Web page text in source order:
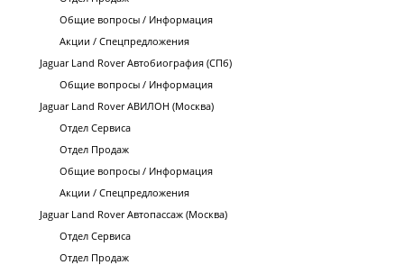
Общие вопросы / Информация
Акции / Спецпредложения
Jaguar Land Rover Автобиография (СПб)
Общие вопросы / Информация
Jaguar Land Rover АВИЛОН (Москва)
Отдел Сервиса
Отдел Продаж
Общие вопросы / Информация
Акции / Спецпредложения
Jaguar Land Rover Автопассаж (Москва)
Отдел Сервиса
Отдел Продаж